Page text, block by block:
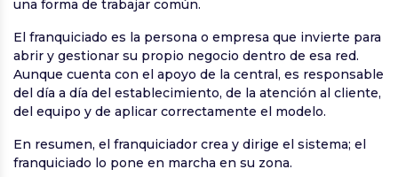
una forma de trabajar común.
El franquiciado es la persona o empresa que invierte para
abrir y gestionar su propio negocio dentro de esa red.
Aunque cuenta con el apoyo de la central, es responsable
del día a día del establecimiento, de la atención al cliente,
del equipo y de aplicar correctamente el modelo.
En resumen, el franquiciador crea y dirige el sistema; el
franquiciado lo pone en marcha en su zona.